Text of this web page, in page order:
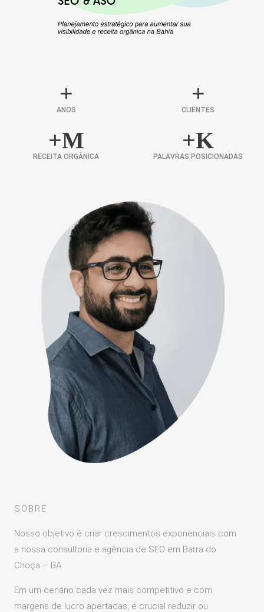
+
ANOS
+
CLIENTES
+M
RECEITA ORGÂNICA
+K
PALAVRAS POSICIONADAS
SOBRE
Nosso objetivo é criar crescimentos exponenciais com
a nossa consultoria e agência de SEO em Barra do
Choça – BA
Em um cenário cada vez mais competitivo e com
margens de lucro apertadas, é crucial reduzir ou